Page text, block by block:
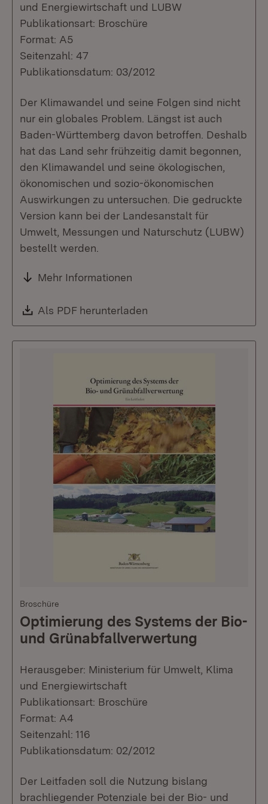
und Energiewirtschaft und LUBW
Publikationsart: Broschüre
Format: A5
Seitenzahl: 47
Publikationsdatum: 03/2012
Der Klimawandel und seine Folgen sind nicht
nur ein globales Problem. Längst ist auch
Baden-Württemberg davon betroffen. Deshalb
hat das Land sehr frühzeitig damit begonnen,
den Klimawandel und seine ökologischen,
ökonomischen und sozio-ökonomischen
Auswirkungen zu untersuchen. Die gedruckte
Version kann bei der Landesanstalt für
Umwelt, Messungen und Naturschutz (LUBW)
bestellt werden.
Mehr Informationen
Download:
Als PDF herunterladen
Broschüre
Optimierung des Systems der Bio-
und Grünabfallverwertung
Herausgeber: Ministerium für Umwelt, Klima
und Energiewirtschaft
Publikationsart: Broschüre
Format: A4
Seitenzahl: 116
Publikationsdatum: 02/2012
Der Leitfaden soll die Nutzung bislang
brachliegender Potenziale bei der Bio- und